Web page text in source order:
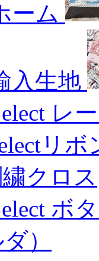
ーム
入生地
レ
リボ
クロス
ボ
）